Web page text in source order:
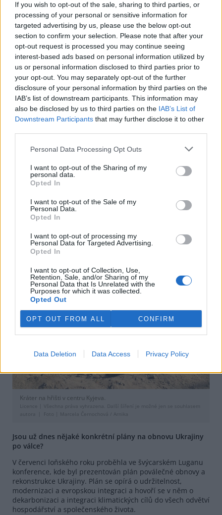
If you wish to opt-out of the sale, sharing to third parties, or
processing of your personal or sensitive information for
targeted advertising by us, please use the below opt-out
section to confirm your selection. Please note that after your
opt-out request is processed you may continue seeing
interest-based ads based on personal information utilized by
us or personal information disclosed to third parties prior to
your opt-out. You may separately opt-out of the further
disclosure of your personal information by third parties on the
IAB’s list of downstream participants. This information may
also be disclosed by us to third parties on the IAB’s List of
Downstream Participants that may further disclose it to other
Personal Data Processing Opt Outs
I want to opt-out of the Sharing of my
personal data.
Opted In
I want to opt-out of the Sale of my
Personal Data.
Opted In
I want to opt-out of processing my
Personal Data for Targeted Advertising.
Opted In
I want to opt-out of Collection, Use,
Retention, Sale, and/or Sharing of my
Personal Data that Is Unrelated with the
Purposes for which it was collected.
Opted Out
OPT OUT FROM ALL CONFIRM
Data Deletion Data Access Privacy Policy
Jsou na Ukrajině nějaké oblasti, které by byly před
dosahem války chráněné, například kvůli nepřístupnému
terénu?
Válkou asi nebyly dotčené některé lokality na západě
Ukrajiny.
Jaký smysl má bavit se o environmentálních škodách
války, když boje stále pokračují a nedá se očekávat, že by
se v bojích bral větší ohled na životní prostředí?
I když boje pokračují a dochází stále k poškozování
prostředí, je nutné se o dopadech války na životní
Je potřeba jednotlivé případy zaznamenávat průběžně,
poválečnému vyrovnání.
Dalším důležitým důvodem je i příprava na jejich řešení a
pozornost a zajistit, aby bylo součástí plánů poválečné
obnovy. A navíc lidé a společnost se snaží vracet k
„normálnímu“ životu a řeší i jiné věci než válku a tak se
Kráter na hřišti v centru Kyjeva.
Licence |
Všechna práva vyhrazena. Další šíření je možné jen se souhlasem
autora
Foto | Marcela Černochová / Arnika
Jsou už dnes nějaké konkrétní plány na obnovu Ukrajiny
po válce?
V červenci loňského roku proběhla ve švýcarském Luganu
konference, kde byl prezentován plán poválečné obnovy a
rekonstrukce Ukrajiny. Plán se opírá o udržitelnost,
modernizaci a evropskou integraci a hovoří se v něm o
dekarbonizaci a integraci klimatických cílů do všech odvětví
hospodářství a společenského života.